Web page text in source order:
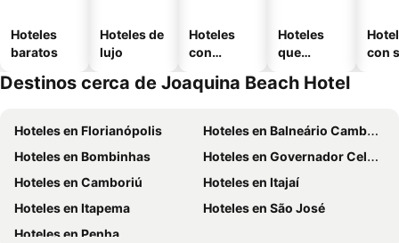
Hoteles
baratos
Hoteles de
lujo
Hoteles
con
Hoteles
que
mascotas
con
Destinos cerca de Joaquina Beach Hotel
Hoteles en Florianópolis
Hoteles en Balneário Camboriú
Hoteles en Bombinhas
Hoteles en Governador Celso Ramos
Hoteles en Camboriú
Hoteles en Itajaí
Hoteles en Itapema
Hoteles en São José
Hoteles en Penha